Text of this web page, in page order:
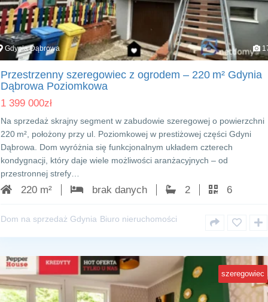
Gdynia Dąbrowa
Przestrzenny szeregowiec z ogrodem – 220 m² Gdynia
Dąbrowa Poziomkowa
1 399 000zł
Na sprzedaż skrajny segment w zabudowie szeregowej o powierzchni
220 m², położony przy ul. Poziomkowej w prestiżowej części Gdyni
Dąbrowa. Dom wyróżnia się funkcjonalnym układem czterech
kondygnacji, który daje wiele możliwości aranżacyjnych – od
przestronnej strefy…
220 m² brak danych 2 6
Dom na sprzedaż Gdynia Biuro nieruchomości
szeregowiec